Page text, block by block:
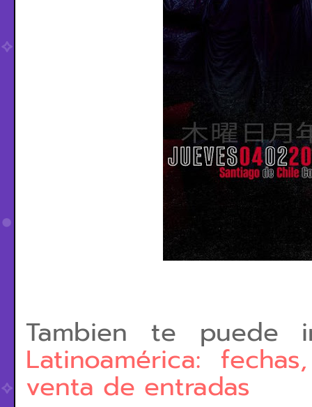
Tambien te puede
Latinoamérica:
venta de entradas